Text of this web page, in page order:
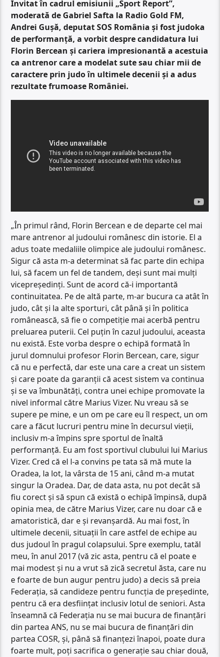
Invitat în cadrul emisiunii „Sport Report”,
moderată de Gabriel Safta la Radio Gold FM,
Andrei Gușă, deputat SOS România și fost judoka
de performanță, a vorbit despre candidatura lui
Florin Bercean și cariera impresionantă a acestuia
ca antrenor care a modelat sute sau chiar mii de
caractere prin judo în ultimele decenii și a adus
rezultate frumoase României.
„În primul rând, Florin Bercean e de departe cel mai
mare antrenor al judoului românesc din istorie. El a
adus toate medaliile olimpice ale judoului românesc.
Sigur că asta m-a determinat să fac parte din echipa
lui, să facem un fel de tandem, deși sunt mai mulți
vicepreședinți. Sunt de acord că-i importantă
continuitatea. Pe de altă parte, m-ar bucura ca atât în
judo, cât și la alte sporturi, cât până și în politica
românească, să fie o competiție mai acerbă pentru
preluarea puterii. Cel puțin în cazul judoului, aceasta
nu există. Este vorba despre o echipă formată în
jurul domnului profesor Florin Bercean, care, sigur
că nu e perfectă, dar este una care a creat un sistem
și care poate da garanții că acest sistem va continua
și se va îmbunătăți, contra unei echipe promovate la
nivel informal către Marius Vizer. Nu vreau să se
supere pe mine, e un om pe care eu îl respect, un om
care a făcut lucruri pentru mine în decursul vieții,
inclusiv m-a împins spre sportul de înaltă
performanță. Eu am fost sportivul clubului lui Marius
Vizer. Cred că el l-a convins pe tata să mă mute la
Oradea, la lot, la vârsta de 15 ani, când m-a mutat
singur la Oradea. Dar, de data asta, nu pot decât să
fiu corect și să spun că există o echipă împinsă, după
opinia mea, de către Marius Vizer, care nu doar că e
amatoristică, dar e și revanșardă. Au mai fost, în
ultimele decenii, situații în care astfel de echipe au
dus judoul în pragul colapsului. Spre exemplu, tatăl
meu, în anul 2017 (vă zic asta, pentru că el poate e
mai modest și nu a vrut să zică secretul ăsta, care nu
e foarte de bun augur pentru judo) a decis să preia
Federația, să candideze pentru funcția de președinte,
pentru că era desființat inclusiv lotul de seniori. Asta
înseamnă că Federația nu se mai bucura de finanțări
din partea ANS, nu se mai bucura de finanțări din
partea COSR, și, până să finanțezi înapoi, poate dura
foarte mult, poți sacrifica o generație sau chiar două,